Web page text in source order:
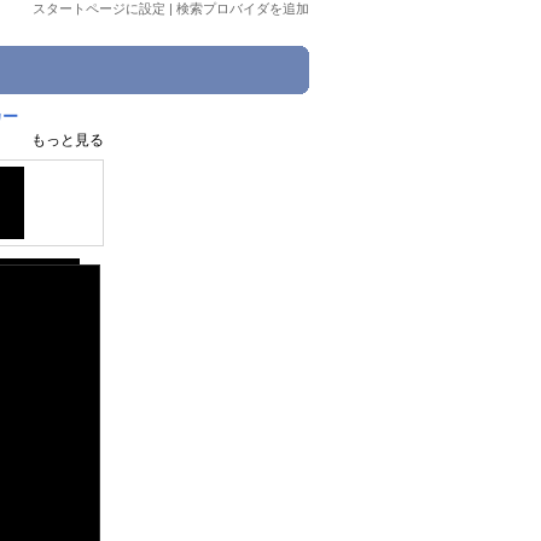
スタートページに設定 | 検索プロバイダを追加
もっと見る